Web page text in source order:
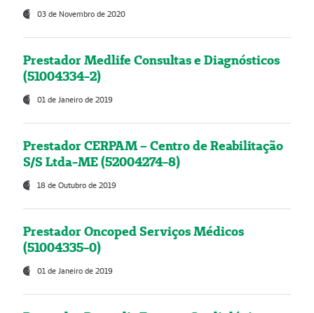
03 de Novembro de 2020
Prestador Medlife Consultas e Diagnósticos
(51004334-2)
01 de Janeiro de 2019
Prestador CERPAM – Centro de Reabilitação
S/S Ltda-ME (52004274-8)
18 de Outubro de 2019
Prestador Oncoped Serviços Médicos
(51004335-0)
01 de Janeiro de 2019